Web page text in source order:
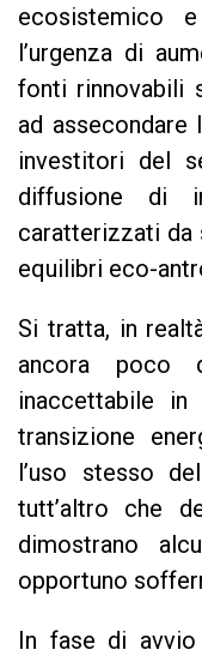
ecosistemico
l’urgenza di
fonti rinnovabili
ad assecondare
investitori del
diffusione di
caratterizzati da
equilibri eco-
Si tratta, in
ancora poco
inaccettabile
transizione
l’uso stesso
tutt’altro che
dimostrano
opportuno
In fase di avvio